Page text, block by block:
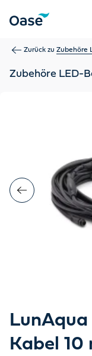
Zurück zu Zubehöre
Zubehöre LED-
Kabel 10